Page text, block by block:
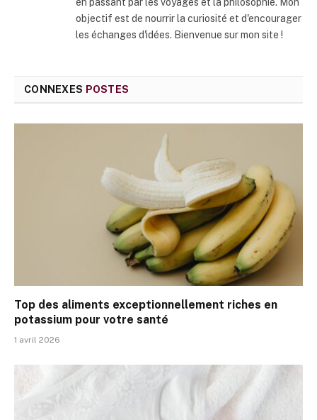
objectif est de nourrir la curiosité et d'encourager
les échanges d'idées. Bienvenue sur mon site !
CONNEXES POSTES
Top des aliments exceptionnellement riches en
potassium pour votre santé
1 avril 2026